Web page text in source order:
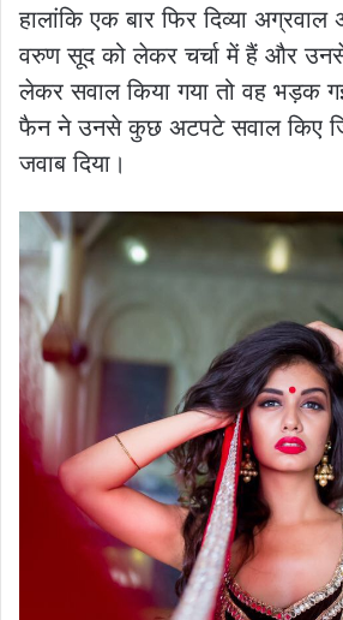
हालांकि एक बार फिर दिव्या
वरुण सूद को लेकर चर्चा में हैं और
लेकर सवाल किया गया तो वह भड़क
फैन ने उनसे कुछ अटपटे सवाल किए
जवाब दिया।